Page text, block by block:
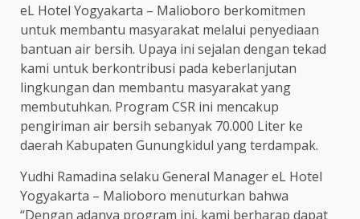
eL Hotel Yogyakarta – Malioboro berkomitmen
untuk membantu masyarakat melalui penyediaan
bantuan air bersih. Upaya ini sejalan dengan tekad
kami untuk berkontribusi pada keberlanjutan
lingkungan dan membantu masyarakat yang
membutuhkan. Program CSR ini mencakup
pengiriman air bersih sebanyak 70.000 Liter ke
daerah Kabupaten Gunungkidul yang terdampak.
Yudhi Ramadina selaku General Manager eL Hotel
Yogyakarta – Malioboro menuturkan bahwa
“Dengan adanya program ini, kami berharap dapat